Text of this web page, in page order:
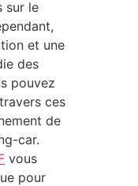
sur le
et une
des
pouvez
ces
de
car.
vous
pour